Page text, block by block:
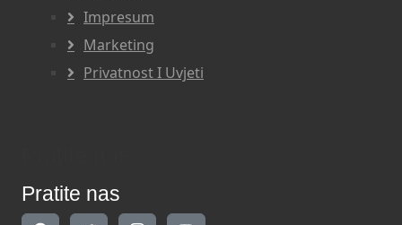
Impresum
Marketing
Privatnost I Uvjeti
Pratite nas